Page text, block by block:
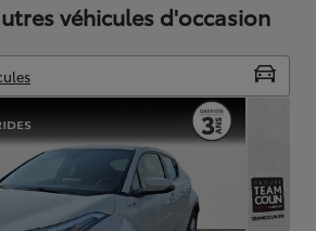
véhicules d'occasion